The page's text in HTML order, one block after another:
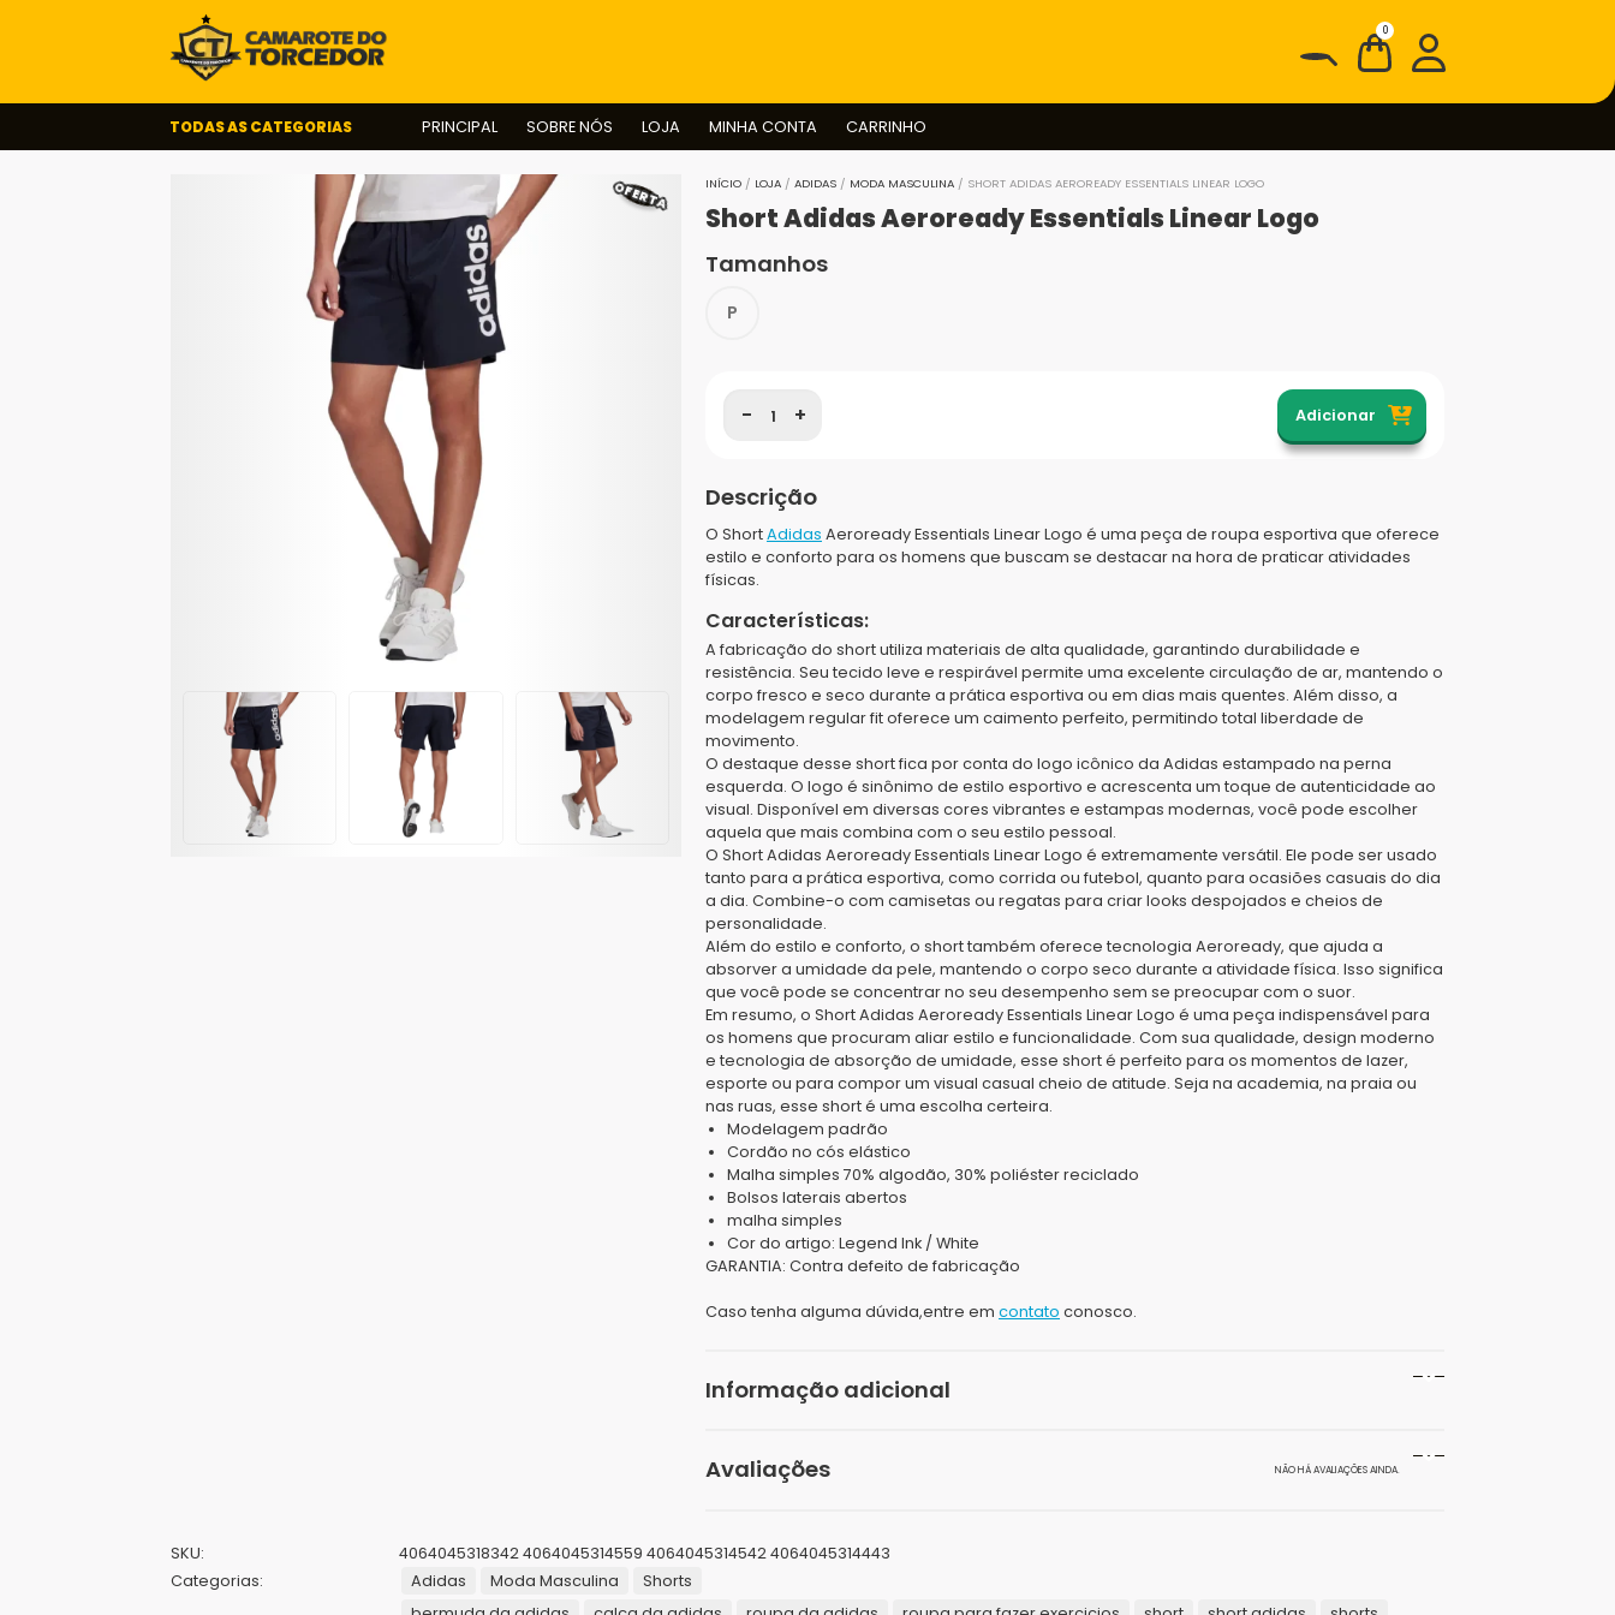
0
TODAS AS CATEGORIAS PRINCIPAL SOBRE NÓS LOJA MINHA CONTA CARRINHO
OFERTA INÍCIO / LOJA / ADIDAS / MODA MASCULINA / SHORT ADIDAS AEROREADY ESSENTIALS LINEAR LOGO
Short Adidas Aeroready Essentials Linear Logo
Tamanhos
P
- + Adicionar
Descrição
O ShortAdidas Aeroready Essentials Linear Logo é uma peça de roupa esportiva que oferece
estilo e conforto para os homens que buscam se destacar na hora de praticar atividades
físicas.
Características:
A fabricação do short utiliza materiais de alta qualidade, garantindo durabilidade e
resistência. Seu tecido leve e respirável permite uma excelente circulação de ar, mantendo o
corpo fresco e seco durante a prática esportiva ou em dias mais quentes. Além disso, a
modelagem regular fit oferece um caimento perfeito, permitindo total liberdade de
movimento.
O destaque desse short fica por conta do logo icônico da Adidas estampado na perna
esquerda. O logo é sinônimo de estilo esportivo e acrescenta um toque de autenticidade ao
visual. Disponível em diversas cores vibrantes e estampas modernas, você pode escolher
aquela que mais combina com o seu estilo pessoal.
O Short Adidas Aeroready Essentials Linear Logo é extremamente versátil. Ele pode ser usado
tanto para a prática esportiva, como corrida ou futebol, quanto para ocasiões casuais do dia
a dia. Combine-o com camisetas ou regatas para criar looks despojados e cheios de
personalidade.
Além do estilo e conforto, o short também oferece tecnologia Aeroready, que ajuda a
absorver a umidade da pele, mantendo o corpo seco durante a atividade física. Isso significa
que você pode se concentrar no seu desempenho sem se preocupar com o suor.
Em resumo, o Short Adidas Aeroready Essentials Linear Logo é uma peça indispensável para
os homens que procuram aliar estilo e funcionalidade. Com sua qualidade, design moderno
e tecnologia de absorção de umidade, esse short é perfeito para os momentos de lazer,
esporte ou para compor um visual casual cheio de atitude. Seja na academia, na praia ou
nas ruas, esse short é uma escolha certeira.
Modelagem padrão
Cordão no cós elástico
Malha simples 70% algodão, 30% poliéster reciclado
Bolsos laterais abertos
malha simples
Cor do artigo: Legend Ink / White
GARANTIA: Contra defeito de fabricação
Caso tenha alguma dúvida,entre em contato conosco.
Informação adicional
Cor
Avaliações NÃO HÁ AVALIAÇÕES AINDA.
SKU:
4064045318342 4064045314559 4064045314542 4064045314443
Categorias:
Adidas Moda Masculina Shorts